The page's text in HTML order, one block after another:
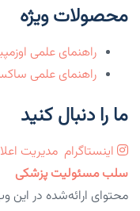
محصولات ویژه
راهنمای علمی
راهنمای علمی
ما را دنبال کنید
اینستاگرام مدیریت
سلب مسئولیت پزشکی
محتوای ارائه‌شده در